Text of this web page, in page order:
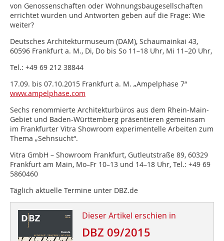
von Genossenschaften oder Wohnungsbaugesellschaften
errichtet wurden und Antworten geben auf die Frage: Wie
weiter?
Deutsches Architekturmuseum (DAM), Schaumainkai 43,
60596 Frankfurt a. M., Di, Do bis So 11–18 Uhr, Mi 11–20 Uhr,
Tel.: +49 69 212 38844
17.09. bis 07.10.2015 Frankfurt a. M. „Ampelphase 7“
www.ampelphase.com
Sechs renommierte Architekturbüros aus dem Rhein-Main-
Gebiet und Baden-Württemberg präsentieren gemeinsam
im Frankfurter Vitra Showroom experimentelle Arbeiten zum
Thema „Sehnsucht“.
Vitra GmbH – Showroom Frankfurt, Gutleutstraße 89, 60329
Frankfurt am Main, Mo–Fr 10–13 und 14–18 Uhr, Tel.: +49 69
5860460
Täglich aktuelle Termine unter DBZ.de
Dieser Artikel erschien in
DBZ 09/2015